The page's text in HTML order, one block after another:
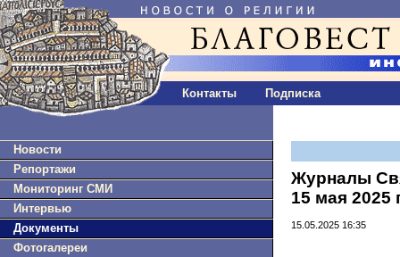
Контакты Подписка
Новости
Репортажи
Мониторинг СМИ
Интервью
Документы
Фотогалереи
Журналы
15 мая 2025
15.05.2025 16:35